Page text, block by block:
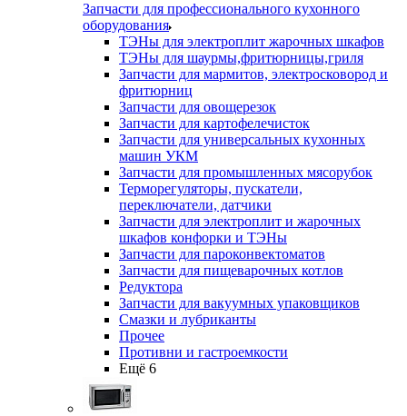
Запчасти для профессионального кухонного
оборудования
ТЭНы для электроплит жарочных шкафов
ТЭНы для шаурмы,фритюрницы,гриля
Запчасти для мармитов, электросковород и
фритюрниц
Запчасти для овощерезок
Запчасти для картофелечисток
Запчасти для универсальных кухонных
машин УКМ
Запчасти для промышленных мясорубок
Терморегуляторы, пускатели,
переключатели, датчики
Запчасти для электроплит и жарочных
шкафов конфорки и ТЭНы
Запчасти для пароконвектоматов
Запчасти для пищеварочных котлов
Редуктора
Запчасти для вакуумных упаковщиков
Смазки и лубриканты
Прочее
Противни и гастроемкости
Ещё 6